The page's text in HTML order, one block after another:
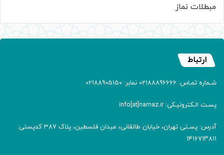
مبطلات نماز
ارتباط
شـماره تمـاس: 02188896666 نمابر: 02188905150
پسـت الـکترونیـکی: info[at]namaz.ir
آدرس: پسـتی تهران، خیابان طالقانی، میدان فلسطین، پلاک 387 کدپستی:
۱۴۱۶۷۱۳۸۱۱